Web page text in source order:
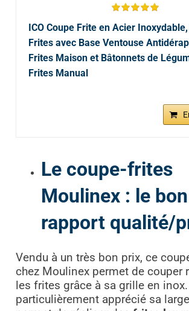
ICO Coupe Frite en Acier
Frites avec Base Ventouse
Frites Maison et Bâtonnets de
Frites Manual
Le coupe-frites
Moulinex : le bon
rapport qualité/
Vendu à un très bon prix, ce
chez Moulinex permet de couper
les frites grâce à sa grille en inox.
particulièrement apprécié sa